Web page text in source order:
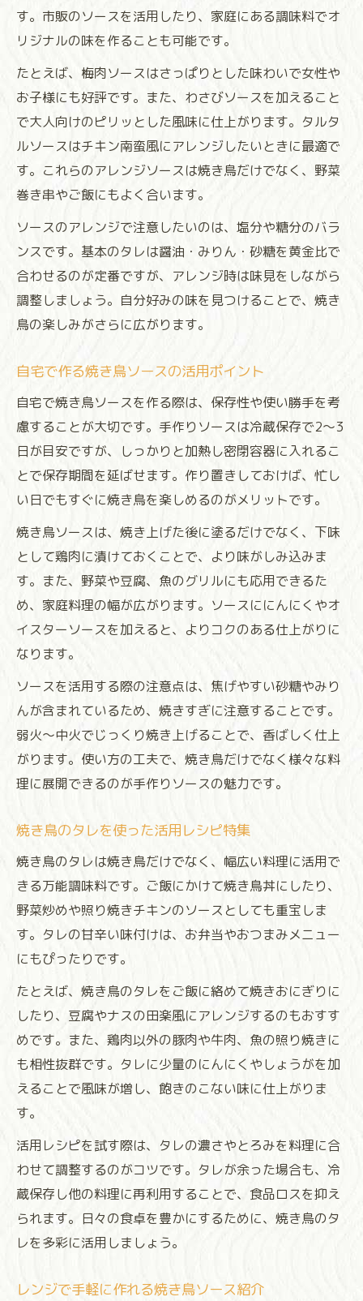
す。市販のソースを活用したり、家庭にある調味料でオ
リジナルの味を作ることも可能です。
たとえば、梅肉ソースはさっぱりとした味わいで女性や
お子様にも好評です。また、わさびソースを加えること
で大人向けのピリッとした風味に仕上がります。タルタ
ルソースはチキン南蛮風にアレンジしたいときに最適で
す。これらのアレンジソースは焼き鳥だけでなく、野菜
巻き串やご飯にもよく合います。
ソースのアレンジで注意したいのは、塩分や糖分のバラ
ンスです。基本のタレは醤油・みりん・砂糖を黄金比で
合わせるのが定番ですが、アレンジ時は味見をしながら
調整しましょう。自分好みの味を見つけることで、焼き
鳥の楽しみがさらに広がります。
自宅で作る焼き鳥ソースの活用ポイント
自宅で焼き鳥ソースを作る際は、保存性や使い勝手を考
慮することが大切です。手作りソースは冷蔵保存で2〜3
日が目安ですが、しっかりと加熱し密閉容器に入れるこ
とで保存期間を延ばせます。作り置きしておけば、忙し
い日でもすぐに焼き鳥を楽しめるのがメリットです。
焼き鳥ソースは、焼き上げた後に塗るだけでなく、下味
として鶏肉に漬けておくことで、より味がしみ込みま
す。また、野菜や豆腐、魚のグリルにも応用できるた
め、家庭料理の幅が広がります。ソースににんにくやオ
イスターソースを加えると、よりコクのある仕上がりに
なります。
ソースを活用する際の注意点は、焦げやすい砂糖やみり
んが含まれているため、焼きすぎに注意することです。
弱火〜中火でじっくり焼き上げることで、香ばしく仕上
がります。使い方の工夫で、焼き鳥だけでなく様々な料
理に展開できるのが手作りソースの魅力です。
焼き鳥のタレを使った活用レシピ特集
焼き鳥のタレは焼き鳥だけでなく、幅広い料理に活用で
きる万能調味料です。ご飯にかけて焼き鳥丼にしたり、
野菜炒めや照り焼きチキンのソースとしても重宝しま
す。タレの甘辛い味付けは、お弁当やおつまみメニュー
にもぴったりです。
たとえば、焼き鳥のタレをご飯に絡めて焼きおにぎりに
したり、豆腐やナスの田楽風にアレンジするのもおすす
めです。また、鶏肉以外の豚肉や牛肉、魚の照り焼きに
も相性抜群です。タレに少量のにんにくやしょうがを加
えることで風味が増し、飽きのこない味に仕上がりま
す。
活用レシピを試す際は、タレの濃さやとろみを料理に合
わせて調整するのがコツです。タレが余った場合も、冷
蔵保存し他の料理に再利用することで、食品ロスを抑え
られます。日々の食卓を豊かにするために、焼き鳥のタ
レを多彩に活用しましょう。
レンジで手軽に作れる焼き鳥ソース紹介